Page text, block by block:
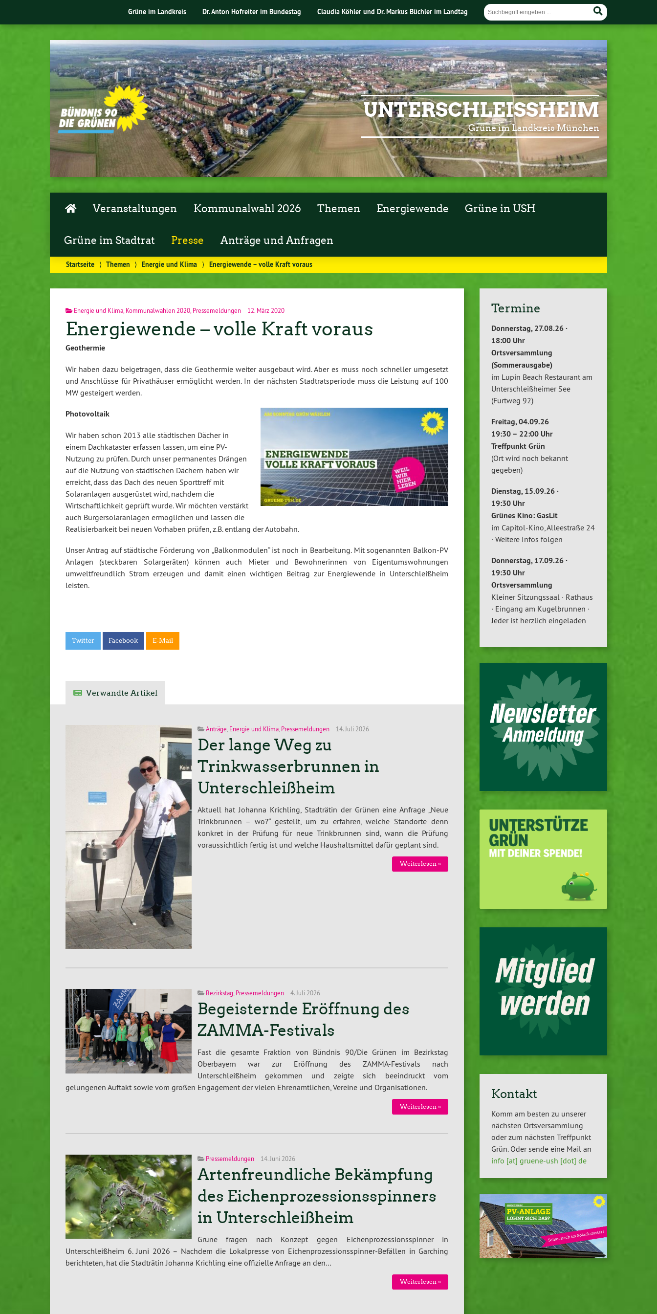
Grüne im Landkreis Dr. Anton Hofreiter im Bundestag Claudia Köhler und Dr. Markus Büchler im Landtag
UNTERSCHLEISSHEIM
Grüne im Landkreis München
Veranstaltungen Kommunalwahl 2026 Themen Energiewende Grüne in USH
Grüne im Stadtrat Presse Anträge und Anfragen
Startseite ⟩ Themen ⟩ Energie und Klima ⟩ Energiewende – volle Kraft voraus
Energie und Klima Kommunalwahlen 2020 Pressemeldungen 12. März 2020
Energiewende – volle Kraft voraus
Geothermie
Wir haben dazu beigetragen, dass die Geothermie weiter ausgebaut wird. Aber es muss noch schneller umgesetzt
und Anschlüsse für Privathäuser ermöglicht werden. In der nächsten Stadtratsperiode muss die Leistung auf 100
MW gesteigert werden.
Photovoltaik
Wir haben schon 2013 alle städtischen Dächer in
einem Dachkataster erfassen lassen, um eine PV-
Nutzung zu prüfen. Durch unser permanentes Drängen
auf die Nutzung von städtischen Dächern haben wir
erreicht, dass das Dach des neuen Sporttreff mit
Solaranlagen ausgerüstet wird, nachdem die
Wirtschaftlichkeit geprüft wurde. Wir möchten verstärkt
auch Bürgersolaranlagen ermöglichen und lassen die
Realisierbarkeit bei neuen Vorhaben prüfen, z.B. entlang der Autobahn.
Unser Antrag auf städtische Förderung von „Balkonmodulen“ ist noch in Bearbeitung. Mit sogenannten Balkon-PV
Anlagen (steckbaren Solargeräten) können auch Mieter und Bewohnerinnen von Eigentumswohnungen
umweltfreundlich Strom erzeugen und damit einen wichtigen Beitrag zur Energiewende in Unterschleißheim
leisten.
Twitter Facebook E-Mail
Verwandte Artikel
Anträge Energie und Klima, Pressemeldungen 14. Juli 2026
Der lange Weg zu
Trinkwasserbrunnen in
Unterschleißheim
Aktuell hat Johanna Krichling, Stadträtin der Grünen eine Anfrage „Neue
Trinkbrunnen – wo?“ gestellt, um zu erfahren, welche Standorte denn
konkret in der Prüfung für neue Trinkbrunnen sind, wann die Prüfung
voraussichtlich fertig ist und welche Haushaltsmittel dafür geplant sind.
Weiterlesen »
Bezirkstag, Pressemeldungen 4. Juli 2026
Begeisternde Eröffnung des
ZAMMA-Festivals
Fast die gesamte Fraktion von Bündnis 90/Die Grünen im Bezirkstag
Oberbayern war zur Eröffnung des ZAMMA-Festivals nach
Unterschleißheim gekommen und zeigte sich beeindruckt vom
gelungenen Auftakt sowie vom großen Engagement der vielen Ehrenamtlichen, Vereine und Organisationen.
Weiterlesen »
Pressemeldungen 14. Juni 2026
Artenfreundliche Bekämpfung
des Eichenprozessionsspinners
in Unterschleißheim
Grüne fragen nach Konzept gegen Eichenprozessionsspinner in
Unterschleißheim 6. Juni 2026 – Nachdem die Lokalpresse von Eichenprozessionsspinner-Befällen in Garching
berichteten, hat die Stadträtin Johanna Krichling eine offizielle Anfrage an den…
Weiterlesen »
Termine
Donnerstag, 27.08.26 ·
18:00 Uhr
Ortsversammlung
(Sommerausgabe)
im Lupin Beach Restaurant am
Unterschleißheimer See
(Furtweg 92)
Freitag, 04.09.26
19:30 – 22:00 Uhr
Treffpunkt Grün
(Ort wird noch bekannt
gegeben)
Dienstag, 15.09.26 ·
19:30 Uhr
Grünes Kino: GasLit
im Capitol-Kino, Alleestraße 24
· Weitere Infos folgen
Donnerstag, 17.09.26 ·
19:30 Uhr
Ortsversammlung
Kleiner Sitzungssaal · Rathaus
· Eingang am Kugelbrunnen ·
Jeder ist herzlich eingeladen
Kontakt
Komm am besten zu unserer
nächsten Ortsversammlung
oder zum nächsten Treffpunkt
Grün. Oder sende eine Mail an
info [at] gruene-ush [dot] de